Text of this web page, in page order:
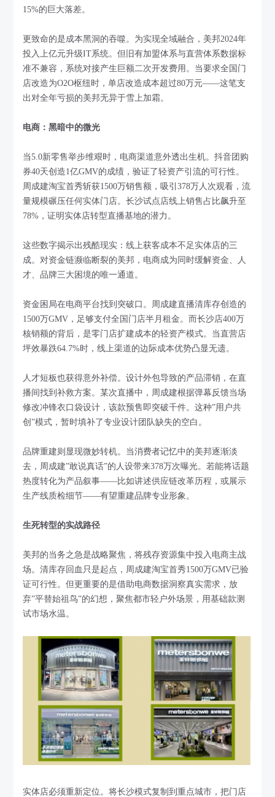
15%的巨大落差。
更致命的是成本黑洞的吞噬。为实现全域融合，美邦2024年
投入上亿元升级IT系统。但旧有加盟体系与直营体系数据标
准不兼容，系统对接产生巨额二次开发费用。当要求全国门
店改造为O2O枢纽时，单店改造成本超过80万元——这笔支
出对全年亏损的美邦无异于雪上加霜。
电商：黑暗中的微光
当5.0新零售举步维艰时，电商渠道意外透出生机。抖音团购
券40天创造1亿GMV的成绩，验证了轻资产引流的可行性。
周成建淘宝首秀斩获1500万销售额，吸引378万人次观看，流
量规模碾压任何实体门店。长沙试点店线上销售占比飙升至
78%，证明实体店转型直播基地的潜力。
这些数字揭示出残酷现实：线上获客成本不足实体店的三
成。对资金链濒临断裂的美邦，电商成为同时缓解资金、人
才、品牌三大困境的唯一通道。
资金困局在电商平台找到突破口。周成建直播清库存创造的
1500万GMV，足够支付全国门店半月租金。而长沙店400万
核销额的背后，是零门店扩建成本的轻资产模式。当直营店
坪效暴跌64.7%时，线上渠道的边际成本优势凸显无遗。
人才短板也获得意外补偿。设计外包导致的产品滞销，在直
播间找到补救方案。某次直播中，周成建根据弹幕反馈当场
修改冲锋衣口袋设计，该款预售即突破千件。这种”用户共
创”模式，暂时填补了专业设计团队缺失的空白。
品牌重建则显现微妙转机。当消费者记忆中的美邦逐渐淡
去，周成建”敢说真话”的人设带来378万次曝光。若能将话题
热度转化为产品叙事——比如讲述供应链改革历程，或展示
生产线质检细节——有望重建品牌专业形象。
生死转型的实战路径
美邦的当务之急是战略聚焦，将残存资源集中投入电商主战
场。清库存回血只是起点，周成建淘宝首秀1500万GMV已验
证可行性。但更重要的是借助电商数据洞察真实需求，放
弃”平替始祖鸟”的幻想，聚焦都市轻户外场景，用基础款测
试市场水温。
实体店必须重新定位。将长沙模式复制到重点城市，把门店